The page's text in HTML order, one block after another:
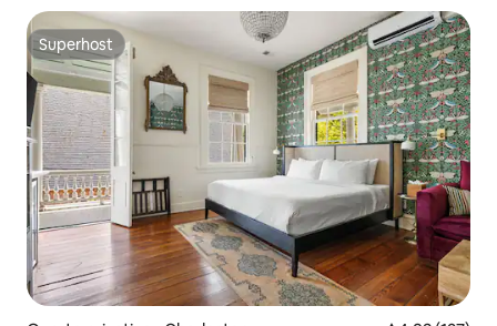
Superhost
Superhost